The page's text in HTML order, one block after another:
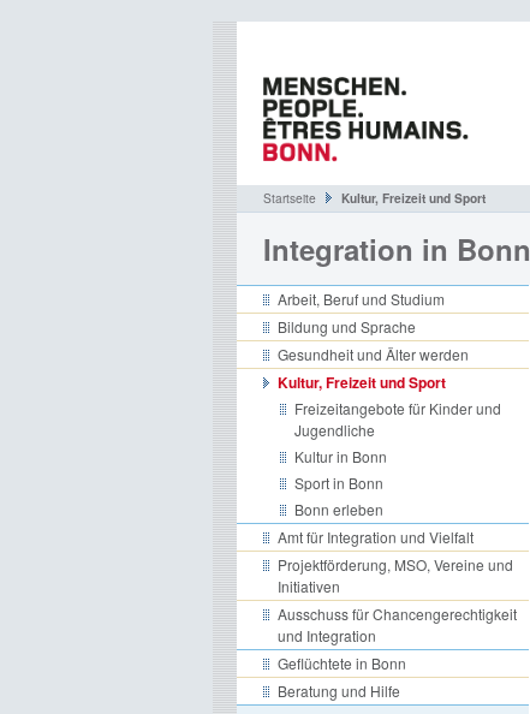
Startseite Kultur, Freizeit und Sport
Integration in Bonn
Arbeit, Beruf und Studium
Bildung und Sprache
Gesundheit und Älter werden
Kultur, Freizeit und Sport
Freizeitangebote für Kinder und
Jugendliche
Kultur in Bonn
Sport in Bonn
Bonn erleben
Amt für Integration und Vielfalt
Projektförderung, MSO, Vereine und
Initiativen
Ausschuss für Chancengerechtigkeit
und Integration
Geflüchtete in Bonn
Beratung und Hilfe